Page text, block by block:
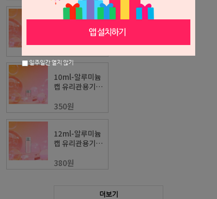
10ml-알루미늄
캡 유리관용기
10ml-알루미늄
캡 유리관용기
350원
12ml-알루미늄
캡 유리관용기
380원
더보기
일주일간 열지 않기